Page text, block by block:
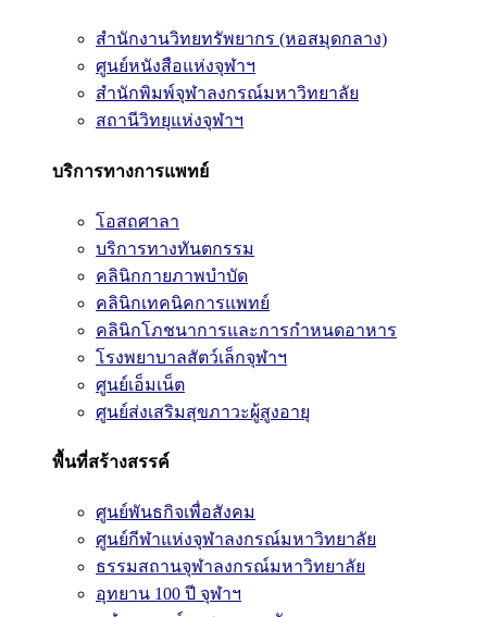
สำนักงานวิทยทรัพยากร (หอสมุดกลาง)
ศูนย์หนังสือแห่งจุฬาฯ
สำนักพิมพ์จุฬาลงกรณ์มหาวิทยาลัย
สถานีวิทยุแห่งจุฬาฯ
บริการทางการแพทย์
โอสถศาลา
บริการทางทันตกรรม
คลินิกกายภาพบำบัด
คลินิกเทคนิคการแพทย์
คลินิกโภชนาการและการกำหนดอาหาร
โรงพยาบาลสัตว์เล็กจุฬาฯ
ศูนย์เอ็มเน็ต
ศูนย์ส่งเสริมสุขภาวะผู้สูงอายุ
พื้นที่สร้างสรรค์
ศูนย์พันธกิจเพื่อสังคม
ศูนย์กีฬาแห่งจุฬาลงกรณ์มหาวิทยาลัย
ธรรมสถานจุฬาลงกรณ์มหาวิทยาลัย
อุทยาน 100 ปี จุฬาฯ